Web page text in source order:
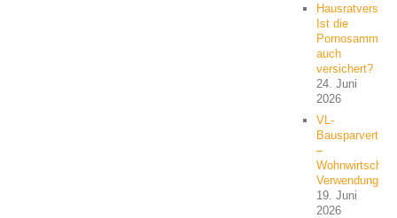
Ist die
auch
versichert?
24. Juni
2026
VL-
Bausparvertrag
–
Verwendung?
19. Juni
2026